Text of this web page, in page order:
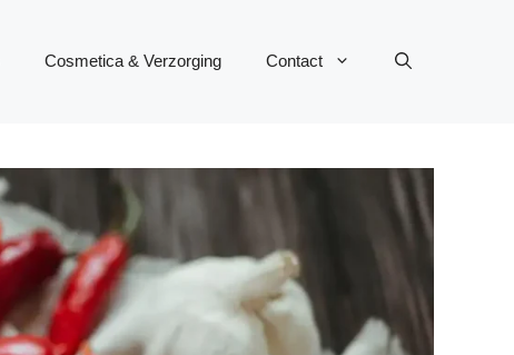
Cosmetica & Verzorging Contact